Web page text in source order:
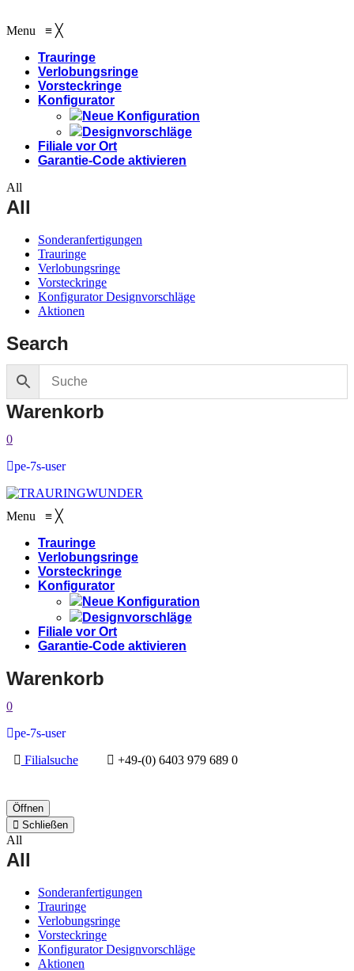
Menu ≡ ╳
Trauringe
Verlobungsringe
Vorsteckringe
Konfigurator
Neue Konfiguration
Designvorschläge
Filiale vor Ort
Garantie-Code aktivieren
All
All
Sonderanfertigungen
Trauringe
Verlobungsringe
Vorsteckringe
Konfigurator Designvorschläge
Aktionen
Search
Warenkorb
0
pe-7s-user
Menu ≡ ╳
Trauringe
Verlobungsringe
Vorsteckringe
Konfigurator
Neue Konfiguration
Designvorschläge
Filiale vor Ort
Garantie-Code aktivieren
Warenkorb
0
pe-7s-user
Filialsuche
+49-(0) 6403 979 689 0
Öffnen
Schließen
All
All
Sonderanfertigungen
Trauringe
Verlobungsringe
Vorsteckringe
Konfigurator Designvorschläge
Aktionen